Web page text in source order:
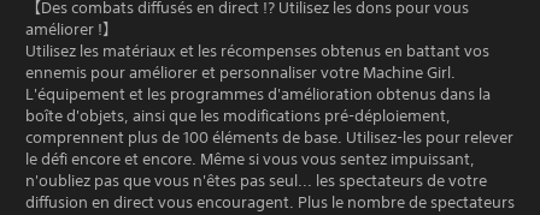
【Des combats diffusés en direct !? Utilisez les dons pour vous
améliorer !】
Utilisez les matériaux et les récompenses obtenus en battant vos
ennemis pour améliorer et personnaliser votre Machine Girl.
L'équipement et les programmes d'amélioration obtenus dans la
boîte d'objets, ainsi que les modifications pré-déploiement,
comprennent plus de 100 éléments de base. Utilisez-les pour relever
le défi encore et encore. Même si vous vous sentez impuissant,
n'oubliez pas que vous n'êtes pas seul... les spectateurs de votre
diffusion en direct vous encouragent. Plus le nombre de spectateurs